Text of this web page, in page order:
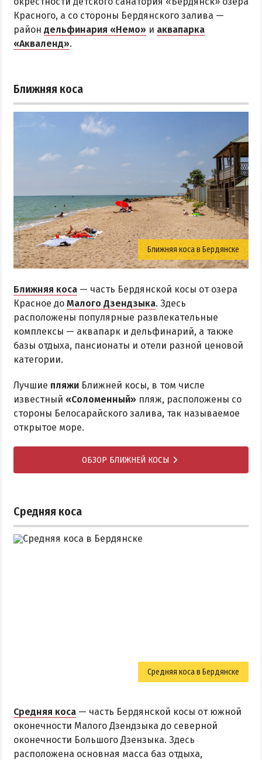
Красного, а со стороны Бердянского залива —
район дельфинария «Немо» и аквапарка
«Акваленд».
Ближняя коса
Ближняя коса в Бердянске
Ближняя коса — часть Бердянской косы от озера
Красное до Малого Дзендзыка. Здесь
расположены популярные развлекательные
комплексы — аквапарк и дельфинарий, а также
базы отдыха, пансионаты и отели разной ценовой
категории.
Лучшие пляжи Ближней косы, в том числе
известный «Соломенный» пляж, расположены со
стороны Белосарайского залива, так называемое
открытое море.
ОБЗОР БЛИЖНЕЙ КОСЫ
Средняя коса
Средняя коса в Бердянске
Средняя коса — часть Бердянской косы от южной
оконечности Малого Дзендзыка до северной
оконечности Большого Дзензыка. Здесь
расположена основная масса баз отдыха,